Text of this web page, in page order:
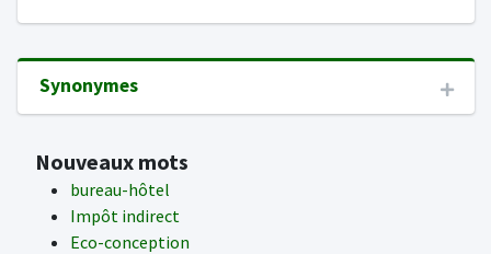
Synonymes
Nouveaux mots
bureau-hôtel
Impôt indirect
Eco-conception